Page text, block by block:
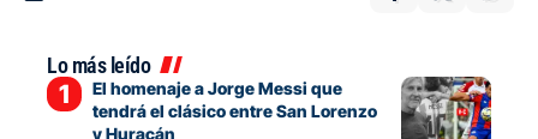
Lo más leído
El homenaje a Jorge Messi que
tendrá el clásico entre San Lorenzo
y Huracán